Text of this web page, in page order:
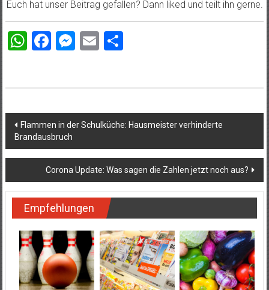
Euch hat unser Beitrag gefallen? Dann liked und teilt ihn gerne.
WhatsApp
Facebook
Messenger
EmailTeilen
Beitragsnavigation
Flammen in der Schulküche: Hausmeister verhinderte
Brandausbruch
Corona Update: Was sagen die Zahlen jetzt noch aus?
Empfehlungen